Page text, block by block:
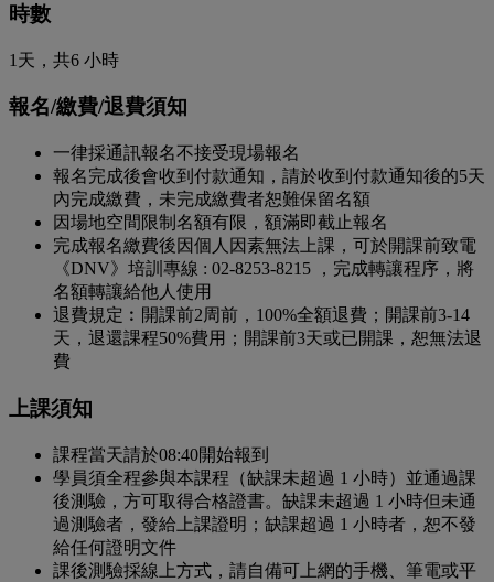
時數
1天，共6 小時
報名/繳費/退費須知
一律採通訊報名不接受現場報名
報名完成後會收到付款通知，請於收到付款通知後的5天
內完成繳費，未完成繳費者恕難保留名額
因場地空間限制名額有限，額滿即截止報名
完成報名繳費後因個人因素無法上課，可於開課前致電
《DNV》培訓專線 : 02-8253-8215 ，完成轉讓程序，將
名額轉讓給他人使用
退費規定︰開課前2周前，100%全額退費；開課前3-14
天，退還課程50%費用；開課前3天或已開課，恕無法退
費
上課須知
課程當天請於08:40開始報到
學員須全程參與本課程（缺課未超過 1 小時）並通過課
後測驗，方可取得合格證書。缺課未超過 1 小時但未通
過測驗者，發給上課證明；缺課超過 1 小時者，恕不發
給任何證明文件
課後測驗採線上方式，請自備可上網的手機、筆電或平